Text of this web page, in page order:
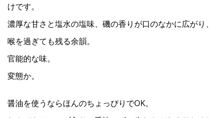
けです。
濃厚な甘さと塩水の塩味、磯の香りが口のなかに広がり、
喉を過ぎても残る余韻。
官能的な味。
変態か。
醤油を使うならほんのちょっぴりでOK。